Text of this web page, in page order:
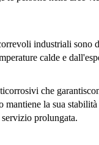
industriali sono
calde e
che
la sua
prolungata.